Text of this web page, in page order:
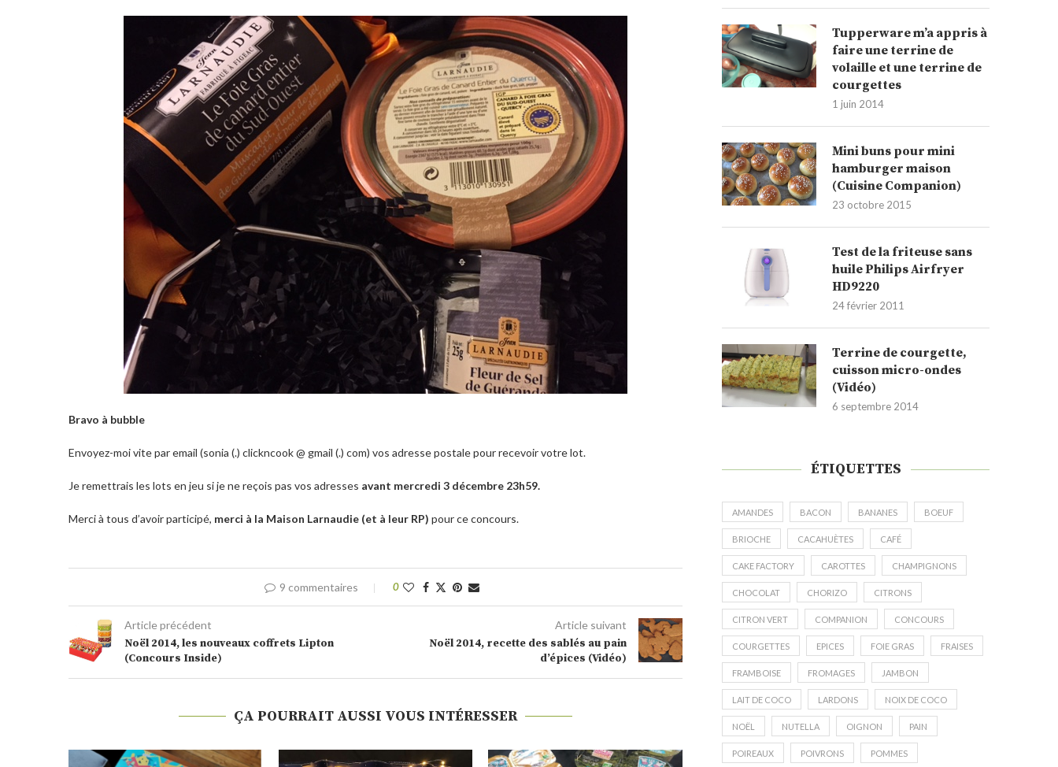
Bravo à bubble
Envoyez-moi vite par email (sonia (.) clickncook @ gmail (.) com) vos adresse postale pour recevoir votre lot.
Je remettrais les lots en jeu si je ne reçois pas vos adresses avant mercredi 3 décembre 23h59.
Merci à tous d’avoir participé, merci à la Maison Larnaudie (et à leur RP) pour ce concours.
9 commentaires 0
Article précédent
Noël 2014, les nouveaux coffrets Lipton
(Concours Inside)
Article suivant
Noël 2014, recette des sablés au pain
d’épices (Vidéo)
ÇA POURRAIT AUSSI VOUS INTÉRESSER
Tupperware m’a appris à
faire une terrine de
volaille et une terrine de
courgettes
1 juin 2014
Mini buns pour mini
hamburger maison
(Cuisine Companion)
23 octobre 2015
Test de la friteuse sans
huile Philips Airfryer
HD9220
24 février 2011
Terrine de courgette,
cuisson micro-ondes
(Vidéo)
6 septembre 2014
ÉTIQUETTES
AMANDES BACON BANANES BOEUF
BRIOCHE CACAHUÈTES CAFÉ
CAKE FACTORY CAROTTES CHAMPIGNONS
CHOCOLAT CHORIZO CITRONS
CITRON VERT COMPANION CONCOURS
COURGETTES EPICES FOIE GRAS FRAISES
FRAMBOISE FROMAGES JAMBON
LAIT DE COCO LARDONS NOIX DE COCO
NOËL NUTELLA OIGNON PAIN
POIREAUX POIVRONS POMMES